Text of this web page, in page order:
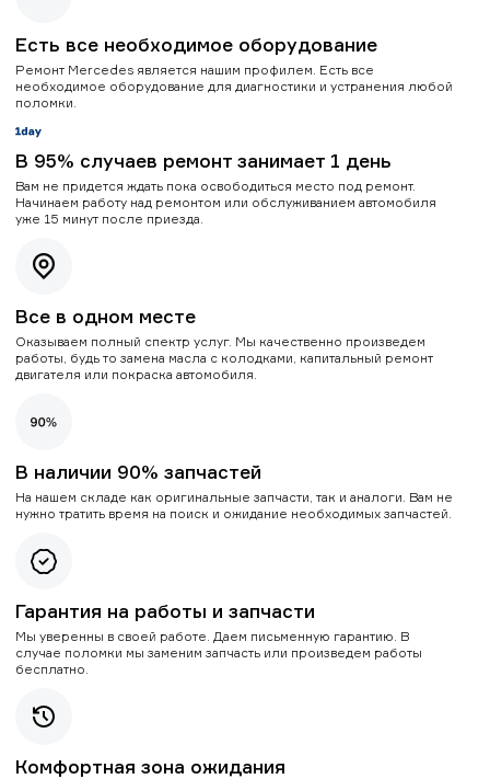
Есть все необходимое оборудование
Ремонт Mercedes является нашим профилем. Есть все
необходимое оборудование для диагностики и устранения любой
поломки.
В 95% случаев ремонт занимает 1 день
Вам не придется ждать пока освободиться место под ремонт.
Начинаем работу над ремонтом или обслуживанием автомобиля
уже 15 минут после приезда.
Все в одном месте
Оказываем полный спектр услуг. Мы качественно произведем
работы, будь то замена масла с колодками, капитальный ремонт
двигателя или покраска автомобиля.
В наличии 90% запчастей
На нашем складе как оригинальные запчасти, так и аналоги. Вам не
нужно тратить время на поиск и ожидание необходимых запчастей.
Гарантия на работы и запчасти
Мы уверенны в своей работе. Даем письменную гарантию. В
случае поломки мы заменим запчасть или произведем работы
бесплатно.
Комфортная зона ожидания